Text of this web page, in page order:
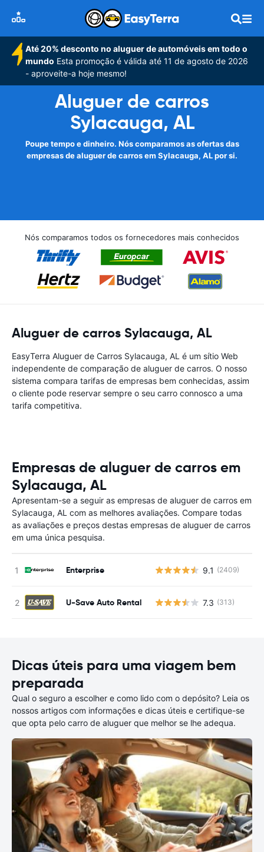
Até 20% desconto no aluguer de automóveis em todo o
mundo Esta promoção é válida até 11 de agosto de 2026
- aproveite-a hoje mesmo!
Aluguer de carros
Sylacauga, AL
Poupe tempo e dinheiro. Nós comparamos as ofertas das
empresas de aluguer de carros em Sylacauga, AL por si.
Nós comparamos todos os fornecedores mais conhecidos
Aluguer de carros Sylacauga, AL
EasyTerra Aluguer de Carros Sylacauga, AL é um sítio Web
independente de comparação de aluguer de carros. O nosso
sistema compara tarifas de empresas bem conhecidas, assim
o cliente pode reservar sempre o seu carro connosco a uma
tarifa competitiva.
Empresas de aluguer de carros em
Sylacauga, AL
Apresentam-se a seguir as empresas de aluguer de carros em
Sylacauga, AL com as melhores avaliações. Compare todas
as avaliações e preços destas empresas de aluguer de carros
em uma única pesquisa.
Enterprise 9.1 (2409)
U-Save Auto Rental 7.3 (313)
Dicas úteis para uma viagem bem
preparada
Qual o seguro a escolher e como lido com o depósito? Leia os
nossos artigos com informações e dicas úteis e certifique-se
que opta pelo carro de aluguer que melhor se lhe adequa.